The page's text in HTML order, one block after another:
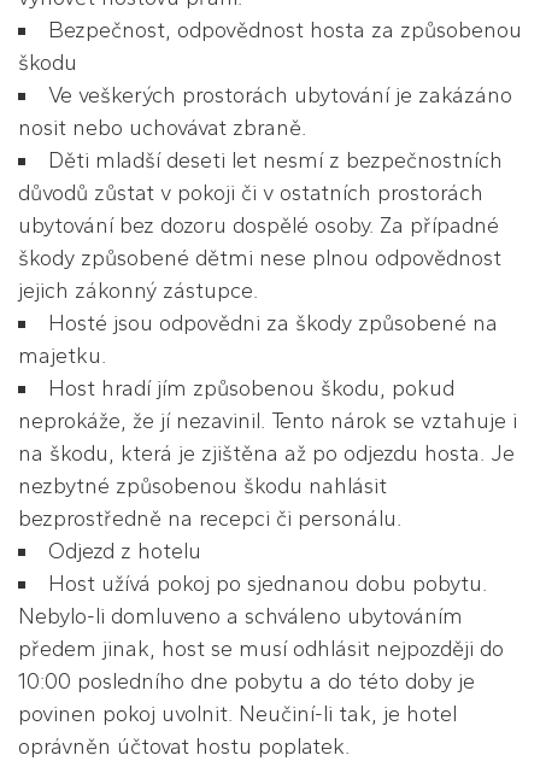
Bezpečnost, odpovědnost hosta za způsobenou
škodu
Ve veškerých prostorách ubytování je zakázáno
nosit nebo uchovávat zbraně.
Děti mladší deseti let nesmí z bezpečnostních
důvodů zůstat v pokoji či v ostatních prostorách
ubytování bez dozoru dospělé osoby. Za případné
škody způsobené dětmi nese plnou odpovědnost
jejich zákonný zástupce.
Hosté jsou odpovědni za škody způsobené na
majetku.
Host hradí jím způsobenou škodu, pokud
neprokáže, že jí nezavinil. Tento nárok se vztahuje i
na škodu, která je zjištěna až po odjezdu hosta. Je
nezbytné způsobenou škodu nahlásit
bezprostředně na recepci či personálu.
Odjezd z hotelu
Host užívá pokoj po sjednanou dobu pobytu.
Nebylo-li domluveno a schváleno ubytováním
předem jinak, host se musí odhlásit nejpozději do
10:00 posledního dne pobytu a do této doby je
povinen pokoj uvolnit. Neučiní-li tak, je hotel
oprávněn účtovat hostu poplatek.